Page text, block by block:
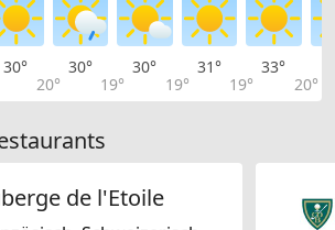
30°
20°
30°
19°
30°
19°
31°
19°
33°
20°
de l'Etoile